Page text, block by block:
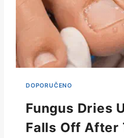
Fungus Dries
Falls Off After